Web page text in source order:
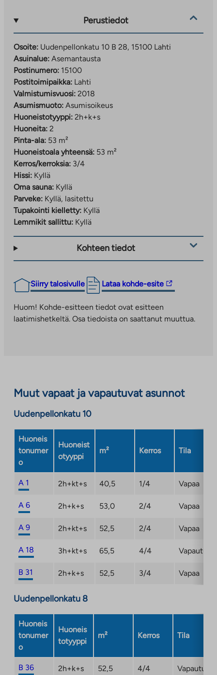
Perustiedot
Osoite: Uudenpellonkatu 10 B 28, 15100 Lahti
Asuinalue: Asemantausta
Postinumero: 15100
Postitoimipaikka: Lahti
Valmistumisvuosi: 2018
Asumismuoto: Asumisoikeus
Huoneistotyyppi: 2h+k+s
Huoneita: 2
Pinta-ala: 53 m²
Huoneistoala yhteensä: 53 m²
Kerros/kerroksia: 3/4
Hissi: Kyllä
Oma sauna: Kyllä
Parveke: Kyllä, lasitettu
Tupakointi kielletty: Kyllä
Lemmikit sallittu: Kyllä
Kohteen tiedot
Siirry talosivulle Lataa kohde-esite
Linkki
vie
ulkopuoliseen
palveluun.
Huom! Kohde-esitteen tiedot ovat esitteen
laatimishetkeltä. Osa tiedoista on saattanut muuttua.
Muut vapaat ja vapautuvat asunnot
Uudenpellonkatu 10
Huoneis
tonumer
o
Huoneist
otyyppi
m² Kerros Tila
A 1 2h+kt+s 40,5 1/4 Vapaa
A 6 2h+k+s 53,0 2/4 Vapaa
A 9 2h+kt+s 52,5 2/4 Vapaa
A 18 3h+kt+s 65,5 4/4
B 31 2h+k+s 52,5 3/4 Vapaa
Uudenpellonkatu 8
Huoneis
tonumer
o
Huoneis
totyyppi
m² Kerros Tila
B 36 2h+k+s 52,5 4/4